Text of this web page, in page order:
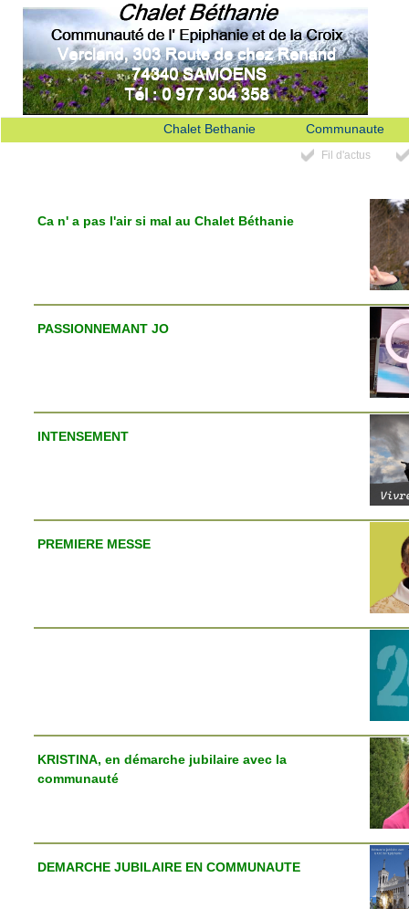
Chalet Bethanie Communaute
Fil d'actus
Ca n' a pas l'air si mal au Chalet Béthanie
PASSIONNEMANT JO
INTENSEMENT
PREMIERE MESSE
KRISTINA, en démarche jubilaire avec la
communauté
DEMARCHE JUBILAIRE EN COMMUNAUTE